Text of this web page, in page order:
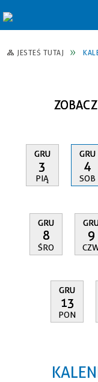
JESTEŚ TUTAJ
GRU
3
PIĄ
GRU
4
SOB
GRU
8
ŚRO
9
GRU
13
PON